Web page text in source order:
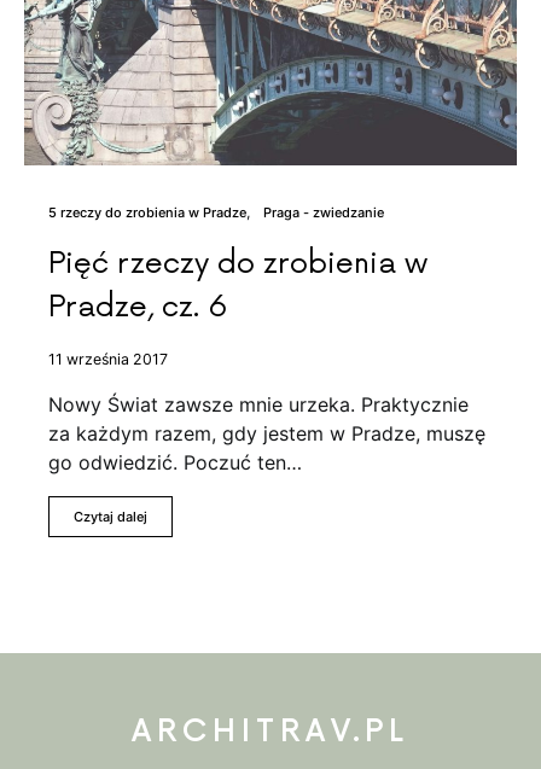
5 rzeczy do zrobienia w Pradze Praga - zwiedzanie
Pięć rzeczy do zrobienia w
Pradze, cz. 6
11 września 2017
Nowy Świat zawsze mnie urzeka. Praktycznie
za każdym razem, gdy jestem w Pradze, muszę
go odwiedzić. Poczuć ten…
Czytaj dalej
ARCHITRAV.PL